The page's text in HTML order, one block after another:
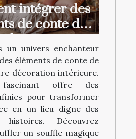
intégrer des
de conte de
dans votre
intérieure ?
un univers enchanteur
éléments de conte de
décoration intérieure.
offre des
pour transformer
en un lieu digne des
Découvrez
un souffle magique